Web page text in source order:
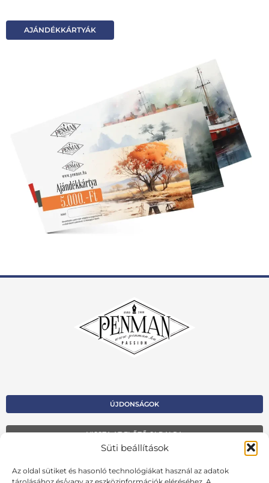
Süti beállítások
Az oldal sütiket és hasonló technológiákat használ az adatok
AJÁNDÉKKÁRTYÁK
ÚJDONSÁGOK
VISSZA AZ ELŐZŐ OLDALRA
Kosár